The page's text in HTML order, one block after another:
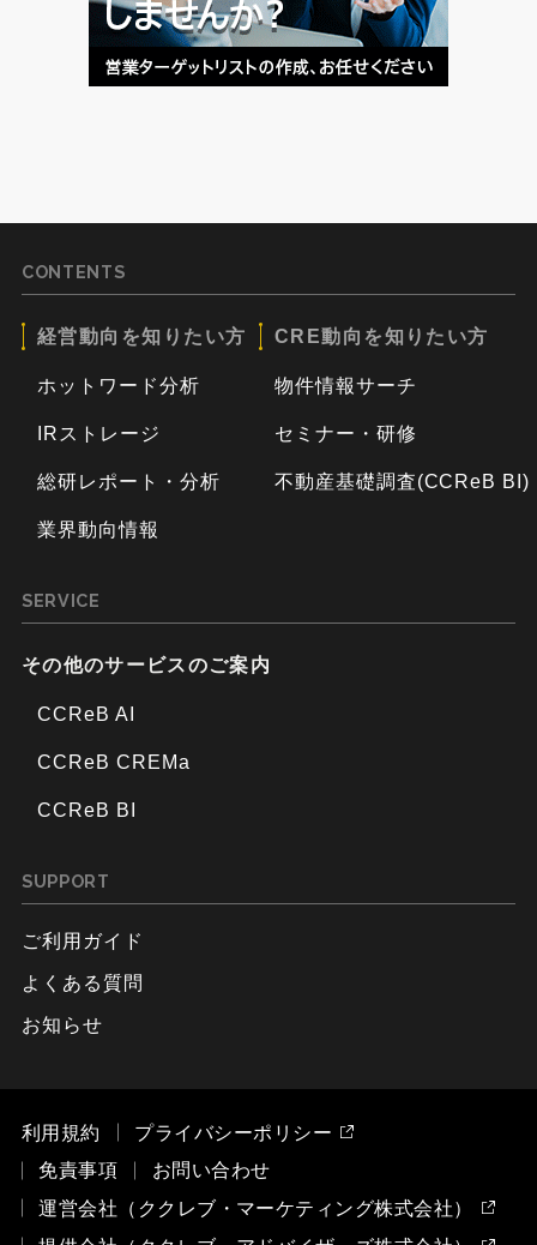
CONTENTS
経営動向を知りたい方
ホットワード分析
IRストレージ
総研レポート・分析
業界動向情報
CRE動向を知りたい方
物件情報サーチ
セミナー・研修
不動産基礎調査(CCReB BI)
SERVICE
その他のサービスのご案内
CCReB AI
CCReB CREMa
CCReB BI
SUPPORT
ご利用ガイド
よくある質問
お知らせ
利用規約
プライバシーポリシー
免責事項
お問い合わせ
運営会社（ククレブ・マーケティング株式会社）